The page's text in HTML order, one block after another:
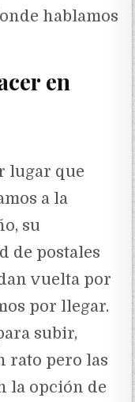
hablamos
en
lugar que
a la
su
de postales
vuelta por
por llegar.
subir,
rato pero las
la opción de